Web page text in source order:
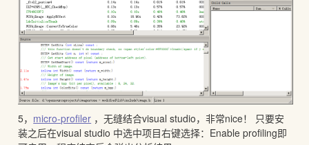
5， micro-profiler ，无缝结合visual studio，非常nice！ 只要安
装之后在visual studio 中选中项目右键选择：Enable profiling即